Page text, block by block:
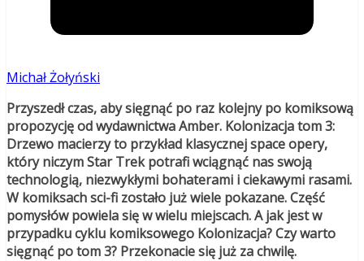
Michał Żołyński
Przyszedł czas, aby sięgnąć po raz kolejny po komiksową
propozycję od wydawnictwa Amber. Kolonizacja tom 3:
Drzewo macierzy to przykład klasycznej space opery,
który niczym Star Trek potrafi wciągnąć nas swoją
technologią, niezwykłymi bohaterami i ciekawymi rasami.
W komiksach sci-fi zostało już wiele pokazane. Część
pomysłów powiela się w wielu miejscach. A jak jest w
przypadku cyklu komiksowego Kolonizacja? Czy warto
sięgnąć po tom 3? Przekonacie się już za chwilę.